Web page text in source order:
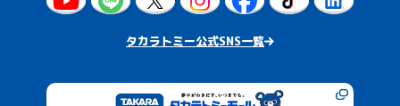
タカラトミー公式SNS一覧